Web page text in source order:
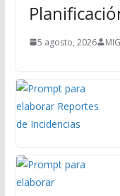
5 agosto, 2026